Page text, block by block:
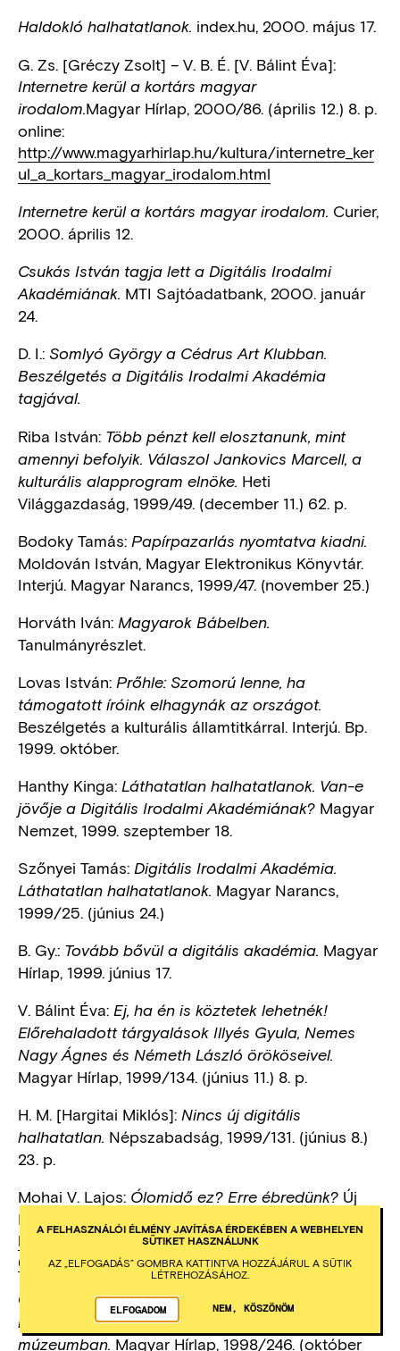
Haldokló halhatatlanok. index.hu, 2000. május 17.
G. Zs. [Gréczy Zsolt] – V. B. É. [V. Bálint Éva]:
Internetre kerül a kortárs magyar
irodalom.Magyar Hírlap, 2000/86. (április 12.) 8. p.
online:
http://www.magyarhirlap.hu/kultura/internetre_ker
ul_a_kortars_magyar_irodalom.html
Internetre kerül a kortárs magyar irodalom. Curier,
2000. április 12.
Csukás István tagja lett a Digitális Irodalmi
Akadémiának. MTI Sajtóadatbank, 2000. január
24.
D. I.: Somlyó György a Cédrus Art Klubban.
Beszélgetés a Digitális Irodalmi Akadémia
tagjával.
Riba István: Több pénzt kell elosztanunk, mint
amennyi befolyik. Válaszol Jankovics Marcell, a
kulturális alapprogram elnöke. Heti
Világgazdaság, 1999/49. (december 11.) 62. p.
Bodoky Tamás: Papírpazarlás nyomtatva kiadni.
Moldován István, Magyar Elektronikus Könyvtár.
Interjú. Magyar Narancs, 1999/47. (november 25.)
Horváth Iván: Magyarok Bábelben.
Tanulmányrészlet.
Lovas István: Prőhle: Szomorú lenne, ha
támogatott íróink elhagynák az országot.
Beszélgetés a kulturális államtitkárral. Interjú. Bp.
1999. október.
Hanthy Kinga: Láthatatlan halhatatlanok. Van-e
jövője a Digitális Irodalmi Akadémiának? Magyar
Nemzet, 1999. szeptember 18.
Szőnyei Tamás: Digitális Irodalmi Akadémia.
Láthatatlan halhatatlanok. Magyar Narancs,
1999/25. (június 24.)
B. Gy.: Tovább bővül a digitális akadémia. Magyar
Hírlap, 1999. június 17.
V. Bálint Éva: Ej, ha én is köztetek lehetnék!
Előrehaladott tárgyalások Illyés Gyula, Nemes
Nagy Ágnes és Németh László örököseivel.
Magyar Hírlap, 1999/134. (június 11.) 8. p.
H. M. [Hargitai Miklós]: Nincs új digitális
halhatatlan. Népszabadság, 1999/131. (június 8.)
23. p.
Mohai V. Lajos: Ólomidő ez? Erre ébredünk? Új
Forrás, 1999/3. 84-91. p.
http://epa.oszk.hu/00000/00016/00043/99031
6.htm
Csernus János – Tomkiss Tamás:Két háza lesz a
magyar irodalomnak? Kortárs szerzők a
múzeumban. Magyar Hírlap, 1998/246. (október
A FELHASZNÁLÓI ÉLMÉNY JAVÍTÁSA ÉRDEKÉBEN A WEBHELYEN
SÜTIKET HASZNÁLUNK
AZ „ELFOGADÁS” GOMBRA KATTINTVA HOZZÁJÁRUL A SÜTIK
LÉTREHOZÁSÁHOZ.
ELFOGADOM NEM, KÖSZÖNÖM